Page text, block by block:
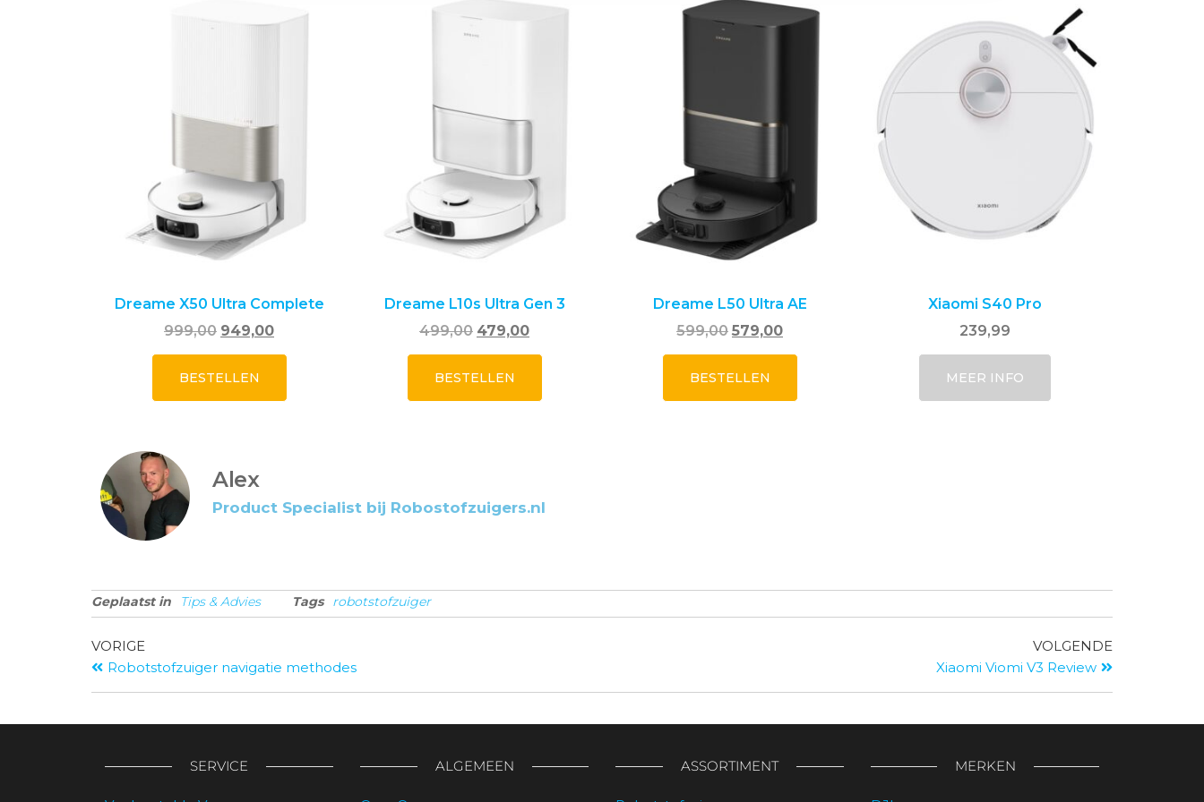
Dreame X50 Ultra Complete
999,00 949,00
BESTELLEN
Dreame L10s Ultra Gen 3
499,00 479,00
BESTELLEN
Dreame L50 Ultra AE
599,00 579,00
BESTELLEN
Xiaomi S40 Pro
239,99
MEER INFO
Alex
Product Specialist bij Robostofzuigers.nl
Geplaatst in Tips & Advies Tags robotstofzuiger
VORIGE
Robotstofzuiger navigatie methodes
VOLGENDE
Xiaomi Viomi V3 Review
SERVICE ALGEMEEN ASSORTIMENT MERKEN